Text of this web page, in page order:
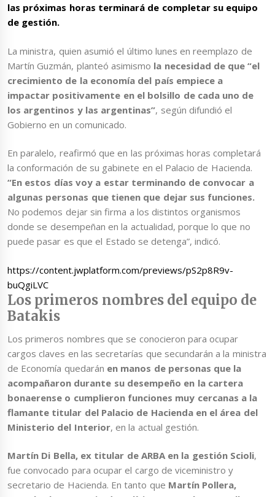
las próximas horas terminará de completar su equipo
de gestión.
La ministra, quien asumió el último lunes en reemplazo de
Martín Guzmán, planteó asimismo la necesidad de que “el
crecimiento de la economía del país empiece a
impactar positivamente en el bolsillo de cada uno de
los argentinos y las argentinas”, según difundió el
Gobierno en un comunicado.
En paralelo, reafirmó que en las próximas horas completará
la conformación de su gabinete en el Palacio de Hacienda.
“En estos días voy a estar terminando de convocar a
algunas personas que tienen que dejar sus funciones.
No podemos dejar sin firma a los distintos organismos
donde se desempeñan en la actualidad, porque lo que no
puede pasar es que el Estado se detenga”, indicó.
https://content.jwplatform.com/previews/pS2p8R9v-
buQgiLVC
Los primeros nombres del equipo de
Batakis
Los primeros nombres que se conocieron para ocupar
cargos claves en las secretarías que secundarán a la ministra
de Economía quedarán en manos de personas que la
acompañaron durante su desempeño en la cartera
bonaerense o cumplieron funciones muy cercanas a la
flamante titular del Palacio de Hacienda en el área del
Ministerio del Interior, en la actual gestión.
Martín Di Bella, ex titular de ARBA en la gestión Scioli,
fue convocado para ocupar el cargo de viceministro y
secretario de Hacienda. En tanto que Martín Pollera,